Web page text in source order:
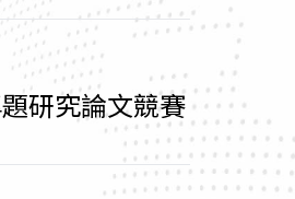
研究論文競賽